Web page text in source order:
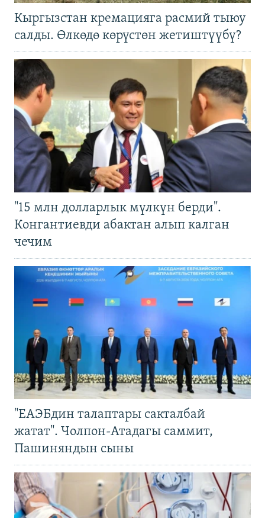
Кыргызстан кремацияга расмий тыюу
салды. Өлкөдө көрүстөн жетиштүүбү?
"15 млн долларлык мүлкүн берди".
Конгантиевди абактан алып калган
чечим
"ЕАЭБдин талаптары сакталбай
жатат". Чолпон-Атадагы саммит,
Пашиняндын сыны